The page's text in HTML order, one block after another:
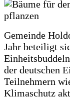
Gemeinde
Jahr beteiligt
der deutschen
Teilnehmern
Klimaschutz